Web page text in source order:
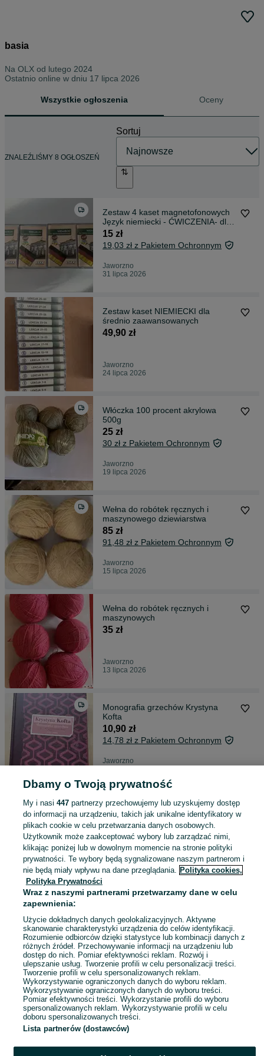
basia
Na OLX od lutego 2024
Ostatnio online w dniu 17 lipca 2026
Wszystkie ogłoszenia Oceny
ZNALEŹLIŚMY 8 OGŁOSZEŃ
Sortuj
Zestaw 4 kaset magnetofonowych
Język niemiecki - ĆWICZENIA- dla
średnio zawansowanych plus
15 zł
19,03 zł z Pakietem Ochronnym
Jaworzno
31 lipca 2026
Zestaw kaset NIEMIECKI dla
średnio zaawansowanych
49,90 zł
Jaworzno
24 lipca 2026
Włóczka 100 procent akrylowa
500g
25 zł
30 zł z Pakietem Ochronnym
Jaworzno
19 lipca 2026
Wełna do robótek ręcznych i
maszynowego dziewiarstwa
85 zł
91,48 zł z Pakietem Ochronnym
Jaworzno
15 lipca 2026
Wełna do robótek ręcznych i
maszynowych
35 zł
Jaworzno
13 lipca 2026
Monografia grzechów Krystyna
Kofta
10,90 zł
14,78 zł z Pakietem Ochronnym
Jaworzno
Włoczka bawełniana kordonek 50g
4,90 zł
9,10 zł z Pakietem Ochronnym
Jaworzno
11 lipca 2026
69,50 zł
75,43 zł z Pakietem Ochronnym
Jaworzno
09 lipca 2026
37 Niebieski
Pozostałe
Len
Dbamy o Twoją prywatność
My i nasi 447partnerzy przechowujemy lub uzyskujemy dostęp
do informacji na urządzeniu, takich jak unikalne identyfikatory w
plikach cookie w celu przetwarzania danych osobowych.
Użytkownik może zaakceptować wybory lub zarządzać nimi,
klikając poniżej lub w dowolnym momencie na stronie polityki
prywatności. Te wybory będą sygnalizowane naszym partnerom i
nie będą miały wpływu na dane przeglądania. Polityka cookies,
Polityka Prywatności
Wraz z naszymi partnerami przetwarzamy dane w celu
zapewnienia:
Użycie dokładnych danych geolokalizacyjnych. Aktywne
skanowanie charakterystyki urządzenia do celów identyfikacji.
Rozumienie odbiorców dzięki statystyce lub kombinacji danych z
różnych źródeł. Przechowywanie informacji na urządzeniu lub
dostęp do nich. Pomiar efektywności reklam. Rozwój i
ulepszanie usług. Tworzenie profili w celu personalizacji treści.
Tworzenie profili w celu spersonalizowanych reklam.
Wykorzystywanie ograniczonych danych do wyboru reklam.
Wykorzystywanie ograniczonych danych do wyboru treści.
Pomiar efektywności treści. Wykorzystanie profili do wyboru
spersonalizowanych reklam. Wykorzystywanie profili w celu
doboru spersonalizowanych treści.
Lista partnerów (dostawców)